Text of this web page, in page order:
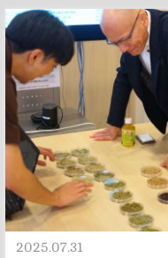
2025.07.31